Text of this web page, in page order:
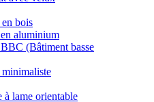
bois
aluminium
(Bâtiment basse
à lame orientable